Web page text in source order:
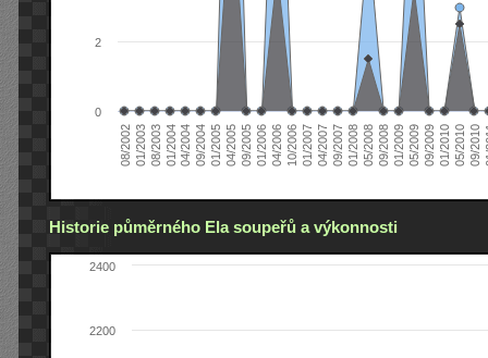
08/200201/200308/200301/200404/200409/200401/200504/200509/200501/200604/200610/200601/200704/200709/200701/200805/200809/200801/200905/200909/200901/201005/201009/2010
0
2
Historie půměrného Ela soupeřů a výkonnosti
2200
2400